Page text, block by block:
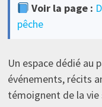
Voir la page :
pêche
Un espace dédié au
événements, récits
témoignent de la vie